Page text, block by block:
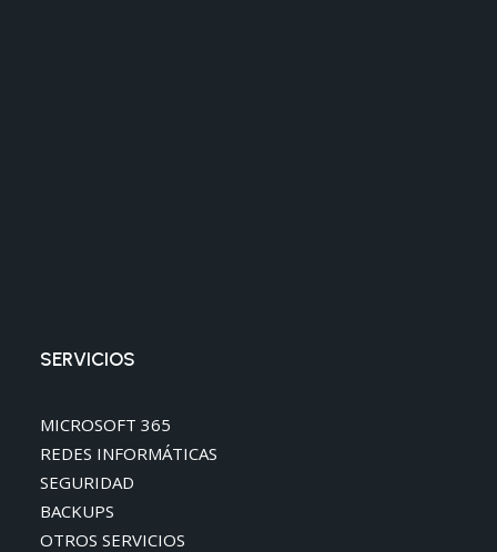
SERVICIOS
MICROSOFT 365
REDES INFORMÁTICAS
SEGURIDAD
BACKUPS
OTROS SERVICIOS